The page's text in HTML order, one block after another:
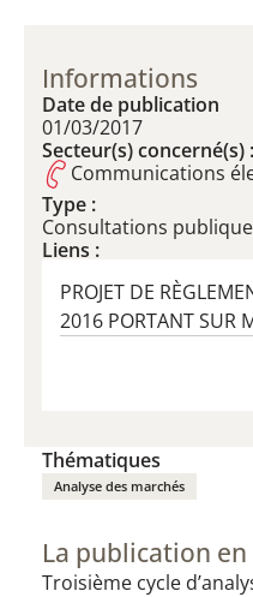
Informations
Date de publication
01/03/2017
Secteur(s) concerné(s) :
Communications
Type :
Consultations publique
Liens :
PROJET DE
2016 PORTANT
Thématiques
Analyse des marchés
La publication
​Troisième cycle